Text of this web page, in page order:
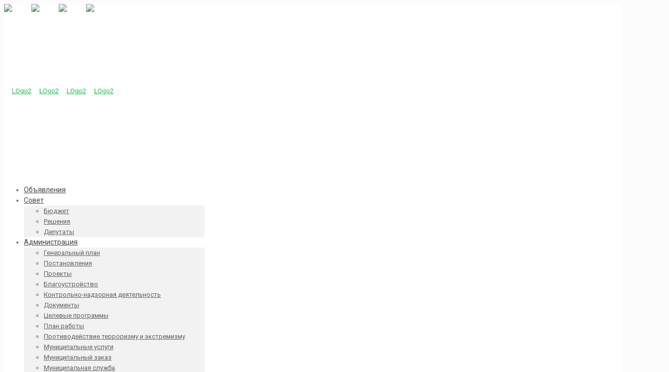
Объявления
Совет
Бюджет
Решения
Депутаты
Администрация
Генеральный план
Постановления
Проекты
Благоустройство
Контрольно-надзорная деятельность
Документы
Целевые программы
План работы
Противодействие терроризму и экстремизму
Муниципальные услуги
Муниципальный заказ
Муниципальная служба